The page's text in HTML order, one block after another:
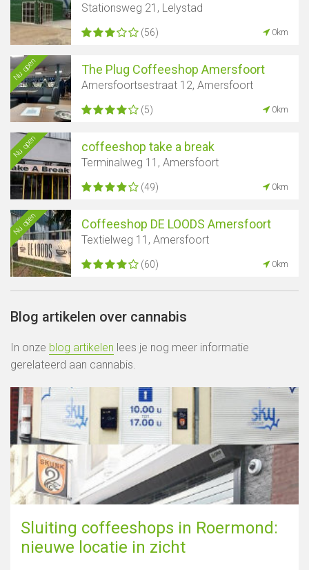
Stationsweg 21, Lelystad
(56) 0km
Nu open The Plug Coffeeshop Amersfoort
Amersfoortsestraat 12, Amersfoort
(5) 0km
Nu open coffeeshop take a break
Terminalweg 11, Amersfoort
(49) 0km
Nu open Coffeeshop DE LOODS Amersfoort
Textielweg 11, Amersfoort
(60) 0km
Blog artikelen over cannabis
In onze blog artikelen lees je nog meer informatie
gerelateerd aan cannabis.
Sluiting coffeeshops in Roermond:
nieuwe locatie in zicht